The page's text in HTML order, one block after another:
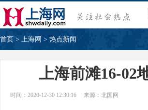
首页 > 上海网 > 热点新闻
上海前滩16-02
时间：2020-12-30 12:30:16 来源：北国网